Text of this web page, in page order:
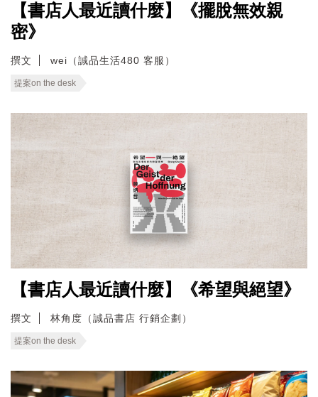
【書店人最近讀什麼】《擺脫無效親
密》
撰文 wei（誠品生活480 客服）
提案on the desk
【書店人最近讀什麼】《希望與絕望》
撰文 林角度（誠品書店 行銷企劃）
提案on the desk